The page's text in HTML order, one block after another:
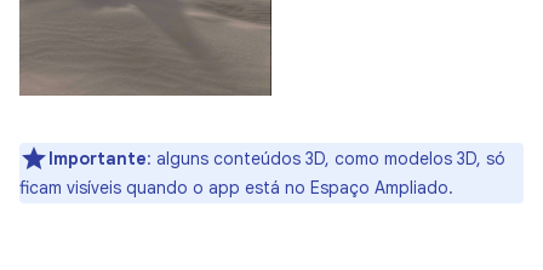
Importante: alguns conteúdos 3D, como modelos 3D, só
ficam visíveis quando o app está no Espaço Ampliado.